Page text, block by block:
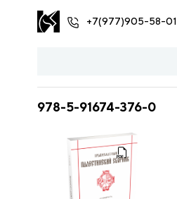
+7(977)905-58-01
978-5-91674-376-0